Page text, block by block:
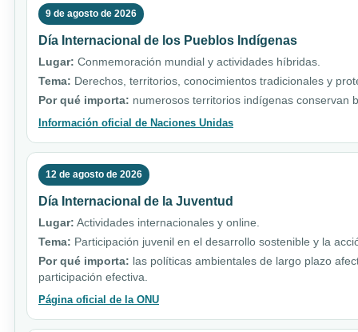
9 de agosto de 2026
Día Internacional de los Pueblos Indígenas
Lugar: Conmemoración mundial y actividades híbridas.
Tema: Derechos, territorios, conocimientos tradicionales y
Por qué importa: numerosos territorios indígenas conservan
Información oficial de Naciones Unidas
12 de agosto de 2026
Día Internacional de la Juventud
Lugar: Actividades internacionales y online.
Tema: Participación juvenil en el desarrollo sostenible y la
Por qué importa: las políticas ambientales de largo plazo
participación efectiva.
Página oficial de la ONU